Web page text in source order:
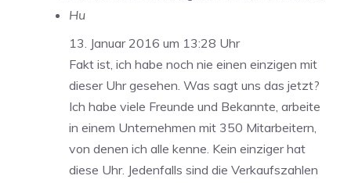
Hu
13. Januar 2016 um 13:28 Uhr
Fakt ist, ich habe noch nie einen einzigen mit
dieser Uhr gesehen. Was sagt uns das jetzt?
Ich habe viele Freunde und Bekannte, arbeite
in einem Unternehmen mit 350 Mitarbeitern,
von denen ich alle kenne. Kein einziger hat
diese Uhr. Jedenfalls sind die Verkaufszahlen